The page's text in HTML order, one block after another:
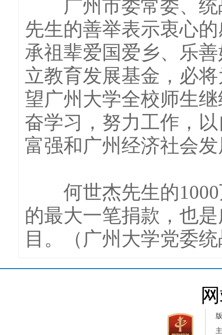
广州市委常委、统
先生的善举表示衷心
承祖辈爱国爱乡、乐
立教育发展基金，必
望广州大学全校师生
奋学习，努力工作，
富强和广州经济社会
何世杰先生的1000
的最大一笔捐款，也
目。（广州大学党委